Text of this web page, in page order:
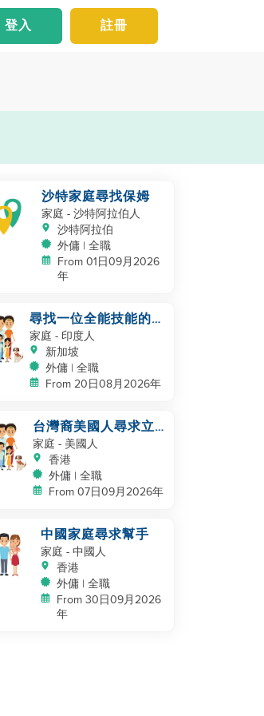
註冊
登入
沙特家庭尋找保姆
家庭 - 沙特阿拉伯人
沙特阿拉伯
外傭 | 全職
From 01日09月2026
年
尋找一位全能技能的卓
越廚師
家庭 - 印度人
新加坡
外傭 | 全職
From 20日08月2026年
台灣裔美國人尋求立
即幫手
家庭 - 美國人
香港
外傭 | 全職
From 07日09月2026年
中國家庭尋求幫手
家庭 - 中國人
香港
外傭 | 全職
From 30日09月2026
年